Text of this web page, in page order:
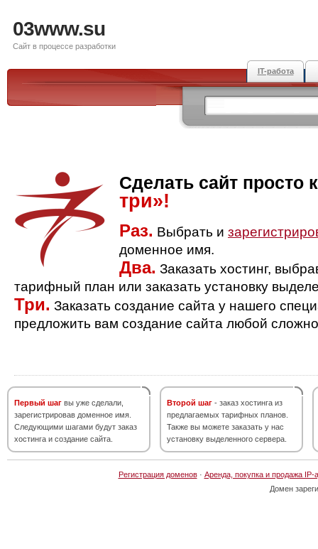
03www.su
Сайт в процессе разработки
IT-работа
Сделать сайт просто
три»!
Раз. Выбрать и
доменное имя.
Два. Заказать хостинг,
тарифный план или заказать установку
Три. Заказать создание сайта у нашего
предложить вам создание сайта любой
Первый шаг вы уже сделали,
зарегистрировав доменное имя.
Следующими шагами будут заказ
хостинга и создание сайта.
Второй шаг - заказ хостинга из
предлагаемых тарифных планов.
Также вы можете заказать у нас
установку выделенного сервера.
Регистрация доменов· Аренда, покупка и продажа IP-
Домен